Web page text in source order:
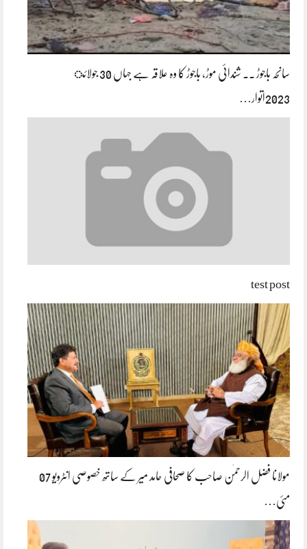
سانحہ باجوڑ ۔۔ شندائی موڑ، باجوڑ کا وہ علاقہ ہے جہاں 30 جولائ
2023اتوار…
test post
مولانا فضل الرحمٰن صاحب کا صحافی حامد میر کے ساتھ خصوصی انٹرویو 07
مئی…